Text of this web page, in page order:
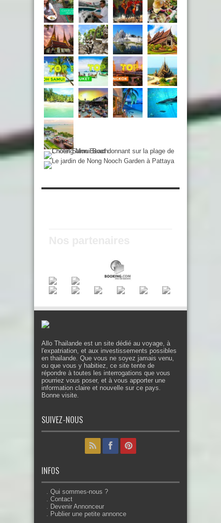
Allo Thailande est un site dédié au voyage, à
l'expatriation, et aux investissements possibles
en thailande. Que vous ne soyez jamais venu,
ou que vous y habitiez, ce site tente de
répondre à toutes les interrogations que vous
pourriez vous poser, et à vous apporter une
information claire et nouvelle sur ce pays.
Bonne visite.
SUIVEZ-NOUS
INFOS
. Qui sommes-nous ?
. Contact
. Devenir Annonceur
. Publier une petite annonce